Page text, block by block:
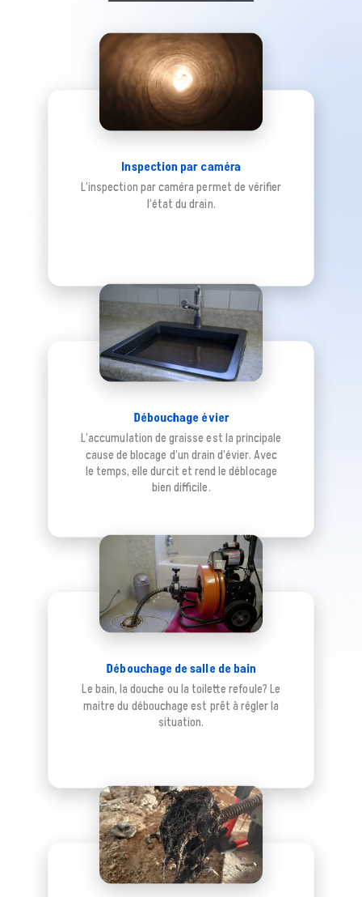
Inspection par caméra
L’inspection par caméra permet de vérifier
l’état du drain.
Débouchage évier
L’accumulation de graisse est la principale
cause de blocage d’un drain d’évier. Avec
le temps, elle durcit et rend le déblocage
bien difficile.
Débouchage de salle de bain
Le bain, la douche ou la toilette refoule? Le
maitre du débouchage est prêt à régler la
situation.